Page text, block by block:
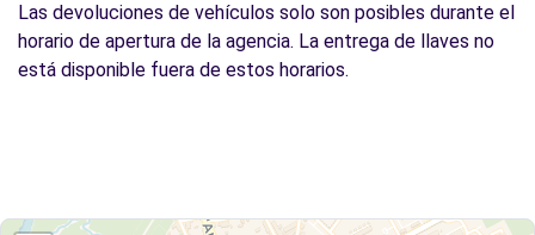
Las devoluciones de vehículos solo son posibles durante el
horario de apertura de la agencia. La entrega de llaves no
está disponible fuera de estos horarios.